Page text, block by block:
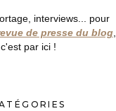
interviews... pour
de presse du blog,
c'est par ici !